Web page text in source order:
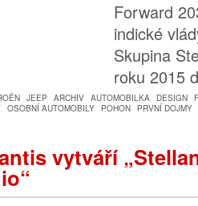
Forward
indické
Skupina
roku 2015
JEEP ARCHIV AUTOMOBILKA DESIGN
OSOBNÍ AUTOMOBILY POHON PRVNÍ DOJMY
vytváří